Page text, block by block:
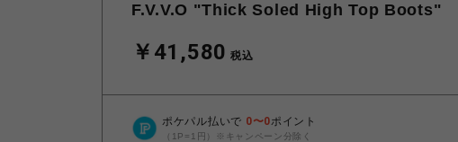
F.V.V.O "Thick Soled High Top Boots"
￥41,580 税込
ポケパル払いで 0〜0ポイント
（1P=1円）※キャンペーン分除く